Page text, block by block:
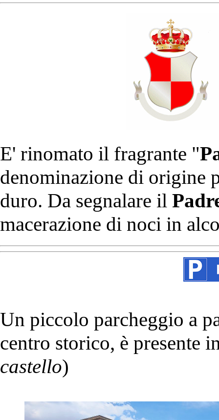
E' rinomato il fragrante "
denominazione di origine
duro. Da segnalare il
macerazione di noci in
Un piccolo parcheggio a
centro storico, è presente
castello)